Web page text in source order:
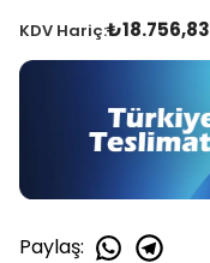
KDV Hariç:₺18.756,83
Paylaş: